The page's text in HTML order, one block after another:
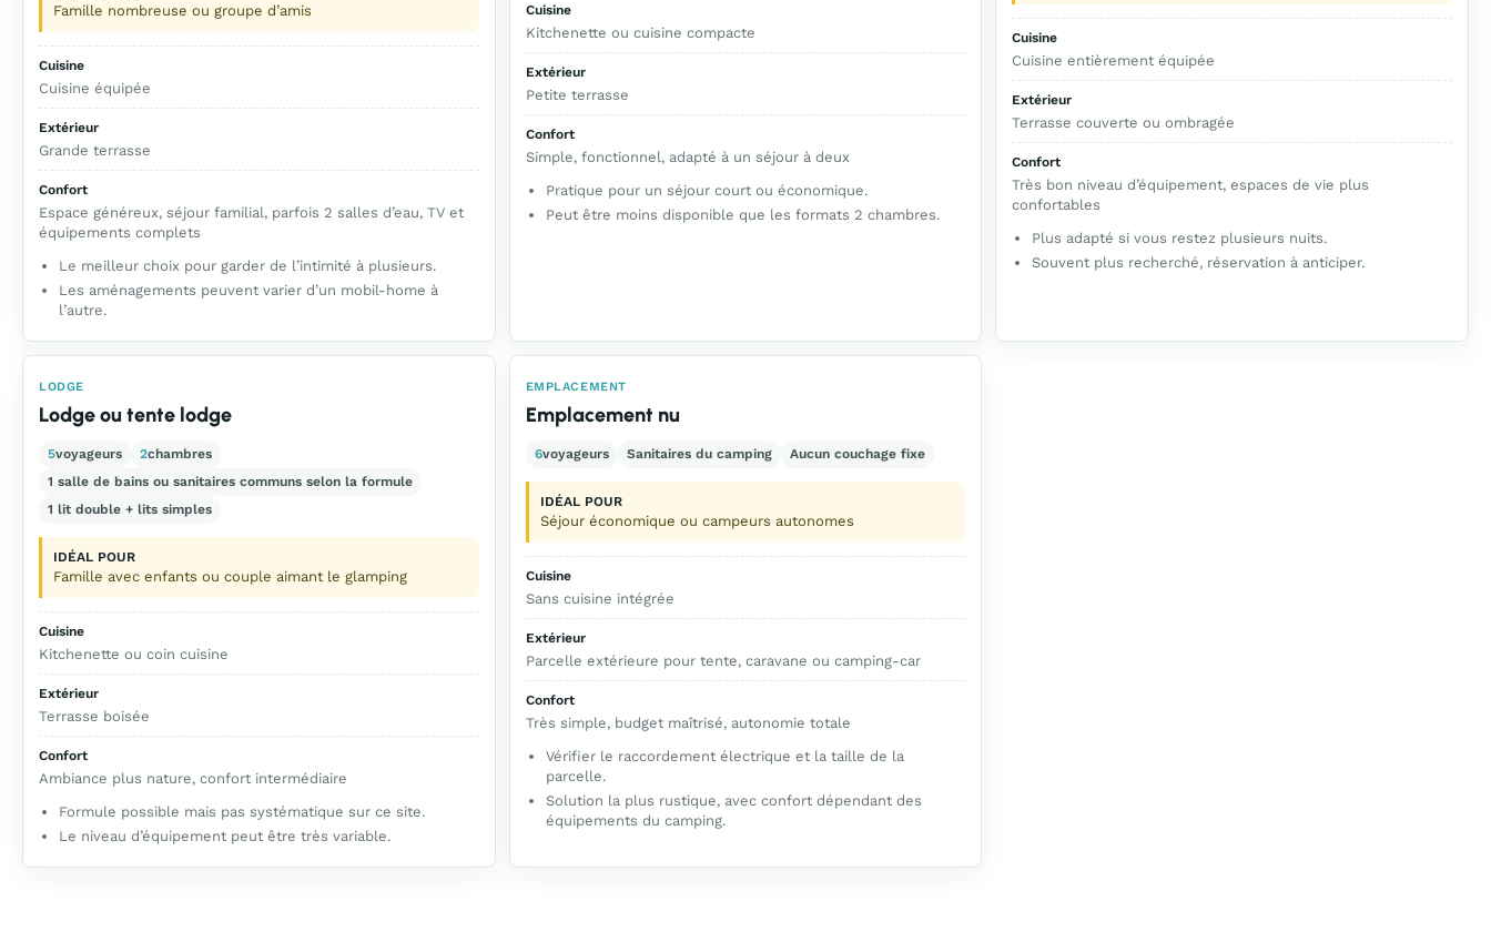
Famille nombreuse ou groupe d’amis
Cuisine
Cuisine équipée
Extérieur
Grande terrasse
Confort
Espace généreux, séjour familial, parfois 2 salles d’eau, TV et
équipements complets
Le meilleur choix pour garder de l’intimité à plusieurs.
Les aménagements peuvent varier d’un mobil-home à
l’autre.
Cuisine
Kitchenette ou cuisine compacte
Extérieur
Petite terrasse
Confort
Simple, fonctionnel, adapté à un séjour à deux
Pratique pour un séjour court ou économique.
Peut être moins disponible que les formats 2 chambres.
Cuisine
Cuisine entièrement équipée
Extérieur
Terrasse couverte ou ombragée
Confort
Très bon niveau d’équipement, espaces de vie plus
confortables
Plus adapté si vous restez plusieurs nuits.
Souvent plus recherché, réservation à anticiper.
LODGE
Lodge ou tente lodge
5voyageurs 2chambres
1 salle de bains ou sanitaires communs selon la formule
1 lit double + lits simples
IDÉAL POUR
Famille avec enfants ou couple aimant le glamping
Cuisine
Kitchenette ou coin cuisine
Extérieur
Terrasse boisée
Confort
Ambiance plus nature, confort intermédiaire
Formule possible mais pas systématique sur ce site.
Le niveau d’équipement peut être très variable.
EMPLACEMENT
Emplacement nu
6voyageurs Sanitaires du camping Aucun couchage fixe
IDÉAL POUR
Séjour économique ou campeurs autonomes
Cuisine
Sans cuisine intégrée
Extérieur
Parcelle extérieure pour tente, caravane ou camping-car
Confort
Très simple, budget maîtrisé, autonomie totale
Vérifier le raccordement électrique et la taille de la
parcelle.
Solution la plus rustique, avec confort dépendant des
équipements du camping.